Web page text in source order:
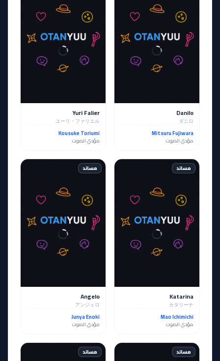
Danilo
ダニロ
Mitsuru Fujiwara
مؤدي الصوت
Yuri Falier
ユーリ・ファリエル
Kousuke Toriumi
مؤدي الصوت
مساند
Katarina
カタリーナ
Mao Ichimichi
مؤدي الصوت
مساند
Angelo
アンジェロ
Junya Enoki
مؤدي الصوت
مساند مساند